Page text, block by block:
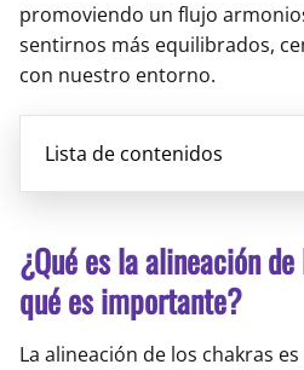
promoviendo un flujo
sentirnos más equilibrados,
con nuestro entorno.
Lista de contenidos
¿Qué es la alineación
qué es importante?
La alineación de los chakras